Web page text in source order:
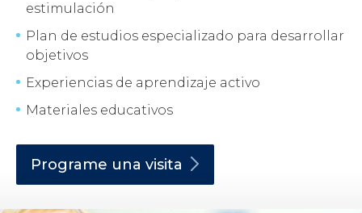
estimulación
Plan de estudios especializado para desarrollar
objetivos
Experiencias de aprendizaje activo
Materiales educativos
Programe una visita